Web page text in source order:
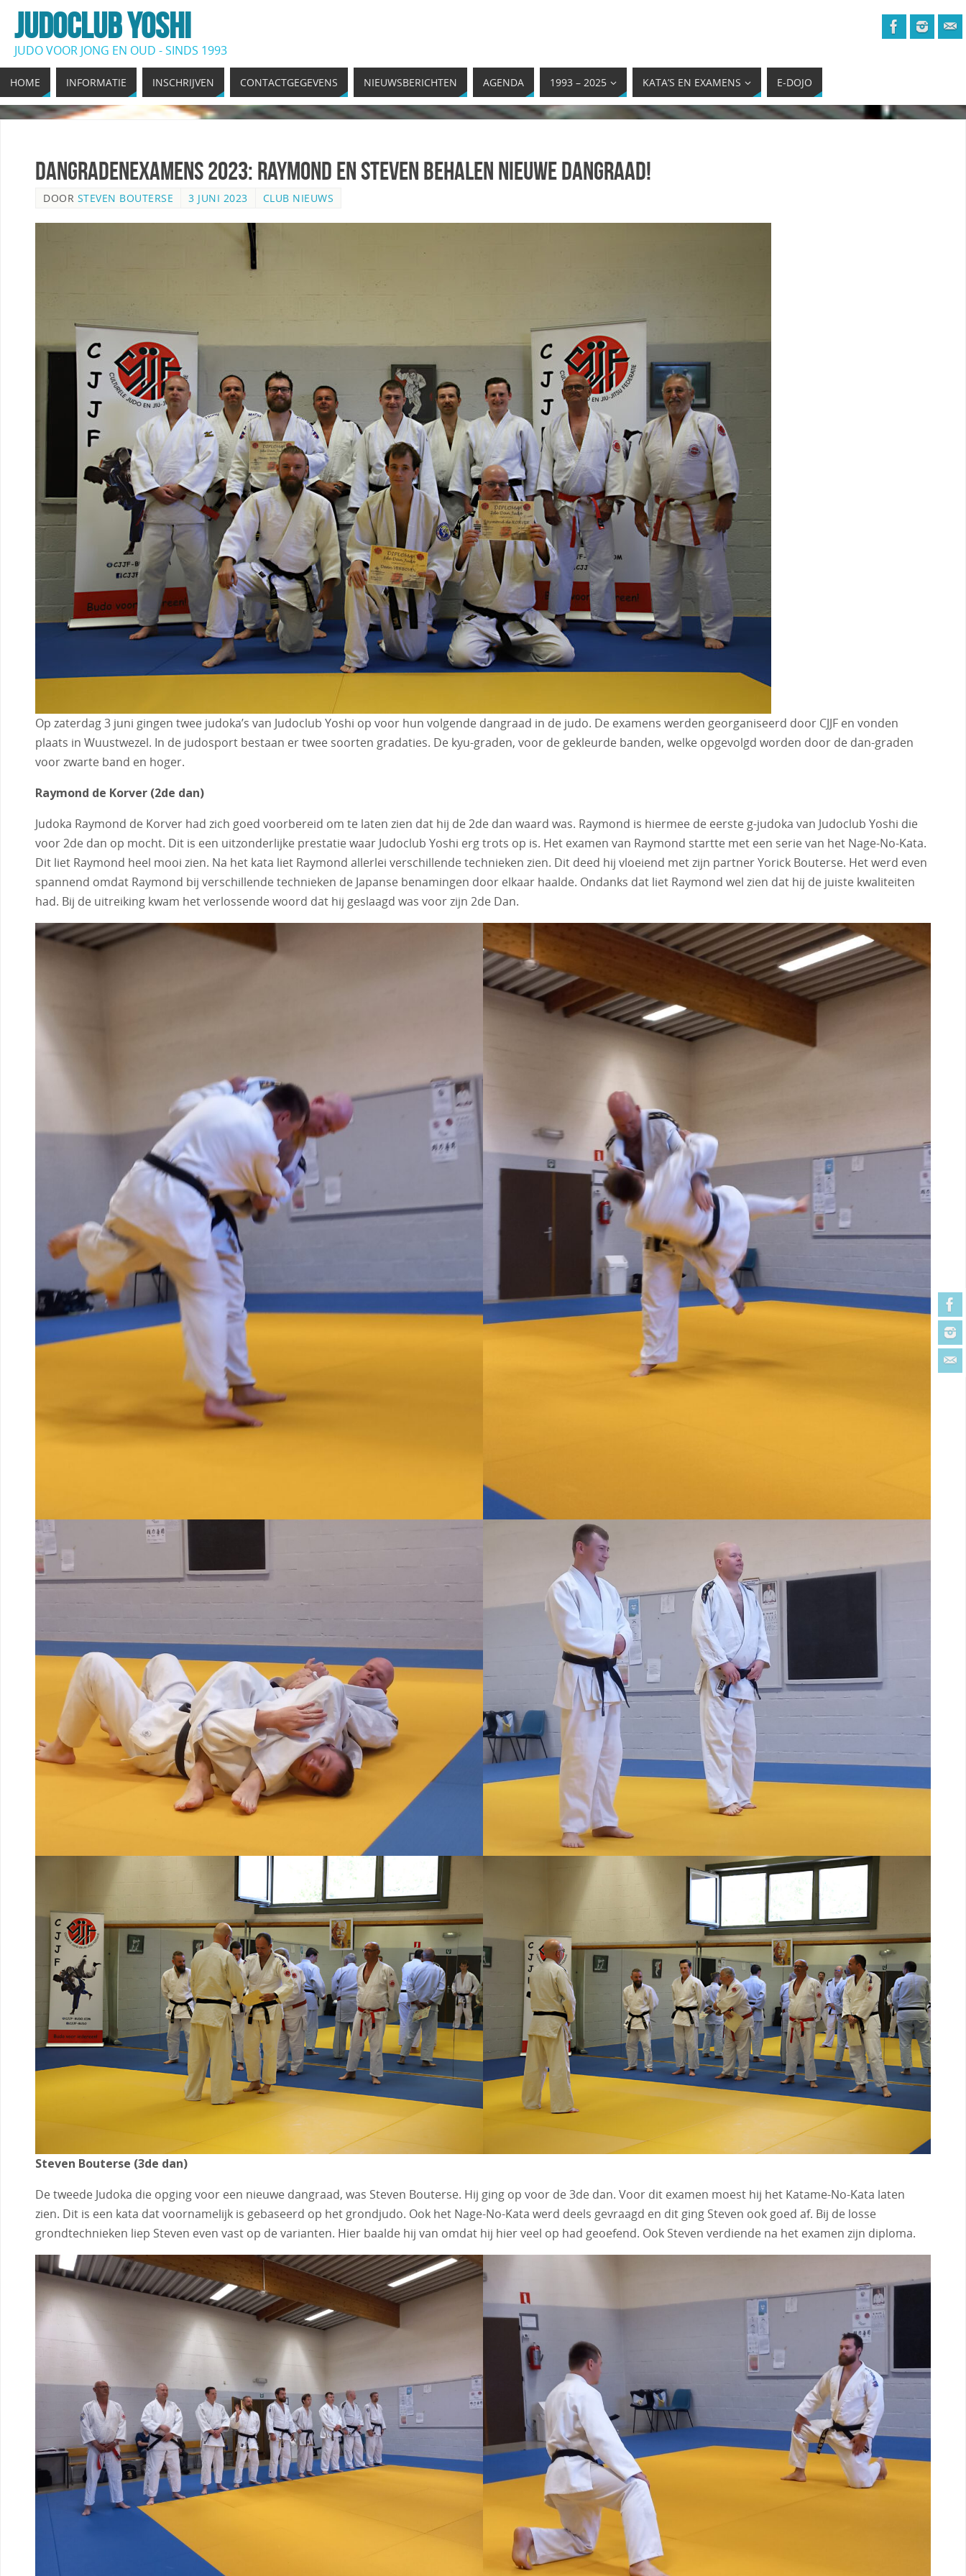
JUDOCLUB YOSHI
JUDO VOOR JONG EN OUD - SINDS 1993
HOME INFORMATIE INSCHRIJVEN CONTACTGEGEVENS NIEUWSBERICHTEN AGENDA 1993 – 2025 KATA’S EN EXAMENS E-DOJO
Dangradenexamens 2023: Raymond en Steven behalen nieuwe dangraad!
DOOR STEVEN BOUTERSE 3 JUNI 2023 CLUB NIEUWS
Op zaterdag 3 juni gingen twee judoka’s van Judoclub Yoshi op voor hun volgende dangraad in de judo. De examens werden georganiseerd door CJJF en vonden
plaats in Wuustwezel. In de judosport bestaan er twee soorten gradaties. De kyu-graden, voor de gekleurde banden, welke opgevolgd worden door de dan-graden
voor zwarte band en hoger.
Raymond de Korver (2de dan)
Judoka Raymond de Korver had zich goed voorbereid om te laten zien dat hij de 2de dan waard was. Raymond is hiermee de eerste g-judoka van Judoclub Yoshi die
voor 2de dan op mocht. Dit is een uitzonderlijke prestatie waar Judoclub Yoshi erg trots op is. Het examen van Raymond startte met een serie van het Nage-No-Kata.
Dit liet Raymond heel mooi zien. Na het kata liet Raymond allerlei verschillende technieken zien. Dit deed hij vloeiend met zijn partner Yorick Bouterse. Het werd even
spannend omdat Raymond bij verschillende technieken de Japanse benamingen door elkaar haalde. Ondanks dat liet Raymond wel zien dat hij de juiste kwaliteiten
had. Bij de uitreiking kwam het verlossende woord dat hij geslaagd was voor zijn 2de Dan.
Steven Bouterse (3de dan)
De tweede Judoka die opging voor een nieuwe dangraad, was Steven Bouterse. Hij ging op voor de 3de dan. Voor dit examen moest hij het Katame-No-Kata laten
zien. Dit is een kata dat voornamelijk is gebaseerd op het grondjudo. Ook het Nage-No-Kata werd deels gevraagd en dit ging Steven ook goed af. Bij de losse
grondtechnieken liep Steven even vast op de varianten. Hier baalde hij van omdat hij hier veel op had geoefend. Ook Steven verdiende na het examen zijn diploma.